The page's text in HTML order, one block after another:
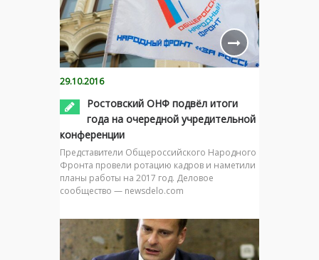
29.10.2016
Ростовский ОНФ подвёл итоги
года на очередной учредительной
конференции
Представители Общероссийского Народного
Фронта провели ротацию кадров и наметили
планы работы на 2017 год. Деловое
сообщество — newsdelo.com